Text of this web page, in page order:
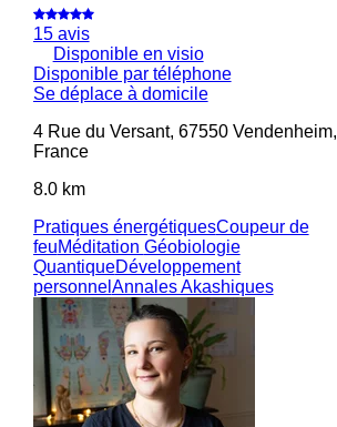
15 avis
Disponible en visio
Disponible par téléphone
Se déplace à domicile
4 Rue du Versant, 67550 Vendenheim,
France
8.0 km
Pratiques énergétiquesCoupeur de
feuMéditation Géobiologie
QuantiqueDéveloppement
personnel Annales Akashiques